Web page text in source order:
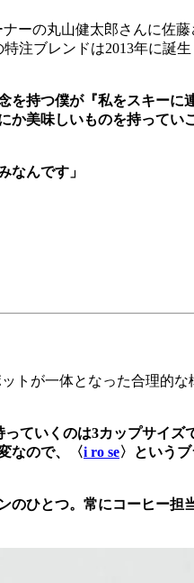
ーの丸山健太郎さんに佐
注ブレンドは2013年に誕
を持つ僕が『私をスキーに
美味しいものを持ってい
なんです」
トが一体となった合理的
ていくのは3カップサイズ
なので、〈i ro se〉という
ひとつ。常にコーヒー担